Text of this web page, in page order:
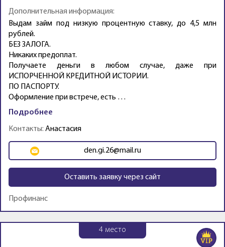
Дополнительная информация:
Выдам займ под низкую процентную ставку, до 4,5 млн
рублей.
БЕЗ ЗАЛОГА.
Никаких предоплат.
Получаете деньги в любом случае, даже при
ИСПОРЧЕННОЙ КРЕДИТНОЙ ИСТОРИИ.
ПО ПАСПОРТУ.
Оформление при встрече, есть …
Подробнее
Контакты: Анастасия
den.gi.26@mail.ru
Оставить заявку через сайт
Профинанс
4 место